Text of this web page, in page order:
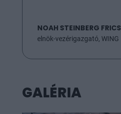
NOAH STEINBERG FRICS
elnök-vezérigazgató, WING
GALÉRIA